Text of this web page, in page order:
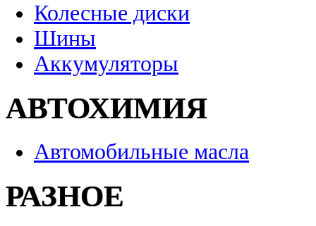
Колесные диски
Шины
Аккумуляторы
АВТОХИМИЯ
Автомобильные масла
РАЗНОЕ